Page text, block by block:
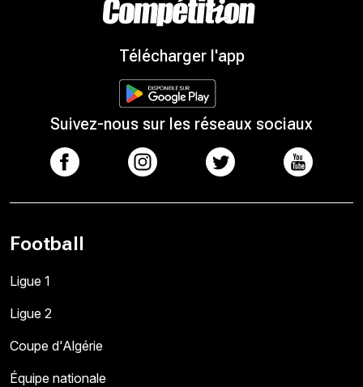
Télécharger l'app
Suivez-nous sur les réseaux sociaux
Football
Ligue 1
Ligue 2
Coupe d'Algérie
Équipe nationale